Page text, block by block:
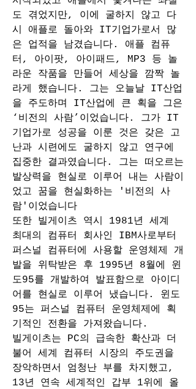
도 겪었지만, 이에 굴하지 않고 다
시 애플로 돌아와 IT기업가로서 많
은 업적을 남겼습니다. 애플 컴퓨
터, 아이팟, 아이패드, MP3 등 놀
라운 작품을 만들어 세상을 깜짝 놀
라게 했습니다. 그는 오늘날 IT산업
을 주도하며 IT산업에 큰 획을 그은
‘비전의 사람’이었습니다. 그가 IT
기업가로 성공을 이룬 것은 갖은 고
난과 시련에도 굴하지 않고 연구에
집중한 결과였습니다. 그는 떠오르는
발상력을 현실로 이루어 내는 사람이
었고 꿈을 현실화하는 '비전의 사
람'이었습니다
또한 빌게이츠 역시 1981년 세계
최대의 컴퓨터 회사인 IBM사로부터
퍼스널 컴퓨터에 사용할 운영체제 개
발을 위탁받은 후 1995년 8월에 윈
도95를 개발하여 발표함으로 아이디
어를 현실로 이루어 냈습니다. 윈도
95는 퍼스널 컴퓨터 운영체제에 획
기적인 전환을 가져왔습니다.
빌게이츠는 PC의 급속한 확산과 더
불어 세계 컴퓨터 시장의 주도권을
장악하면서 엄청난 부를 차지했고,
13년 연속 세계적인 갑부 1위에 올